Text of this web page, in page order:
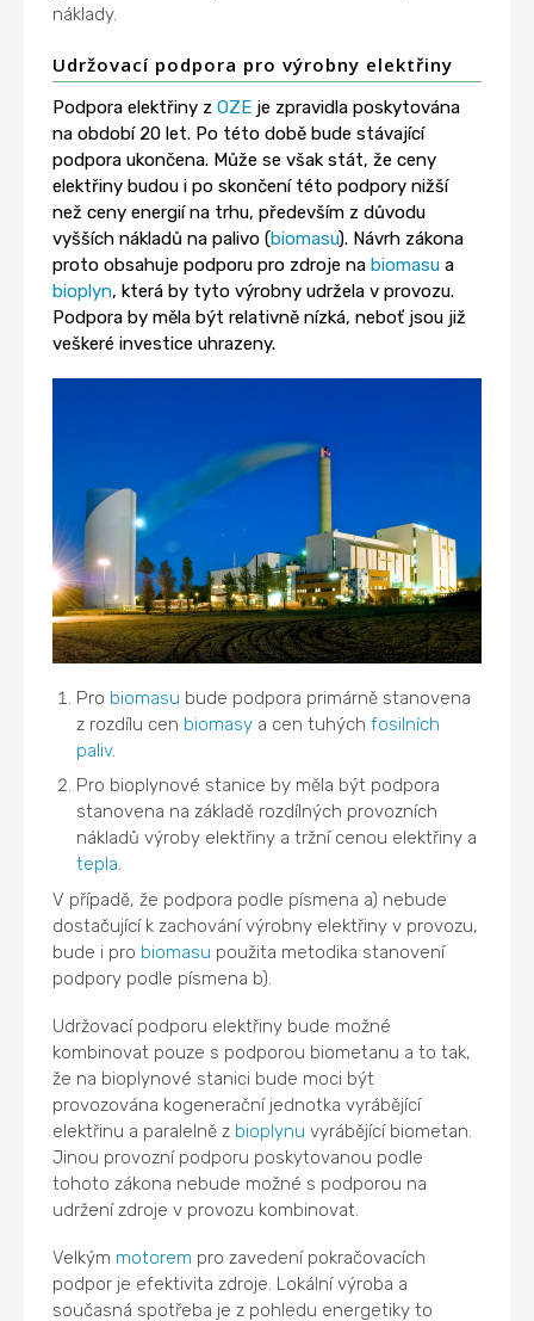
náklady.
Udržovací podpora pro výrobny elektřiny
Podpora elektřiny zOZE je zpravidla poskytována
na období 20 let. Po této době bude stávající
podpora ukončena. Může se však stát, že ceny
elektřiny budou i po skončení této podpory nižší
než ceny energií na trhu, především z důvodu
vyšších nákladů na palivo (biomasu). Návrh zákona
proto obsahuje podporu pro zdroje nabiomasu a
bioplyn, která by tyto výrobny udržela v provozu.
Podpora by měla být relativně nízká, neboť jsou již
veškeré investice uhrazeny.
Pro biomasu bude podpora primárně stanovena
z rozdílu cen biomasy a cen tuhýchfosilních
paliv.
Pro bioplynové stanice by měla být podpora
stanovena na základě rozdílných provozních
nákladů výroby elektřiny a tržní cenou elektřiny a
tepla.
V případě, že podpora podle písmena a) nebude
dostačující k zachování výrobny elektřiny v provozu,
bude i pro biomasu použita metodika stanovení
podpory podle písmena b).
Udržovací podporu elektřiny bude možné
kombinovat pouze s podporou biometanu a to tak,
že na bioplynové stanici bude moci být
provozována kogenerační jednotka vyrábějící
elektřinu a paralelně z bioplynu vyrábějící biometan.
Jinou provozní podporu poskytovanou podle
tohoto zákona nebude možné s podporou na
udržení zdroje v provozu kombinovat.
Velkým motorem pro zavedení pokračovacích
podpor je efektivita zdroje. Lokální výroba a
současná spotřeba je z pohledu energetiky to